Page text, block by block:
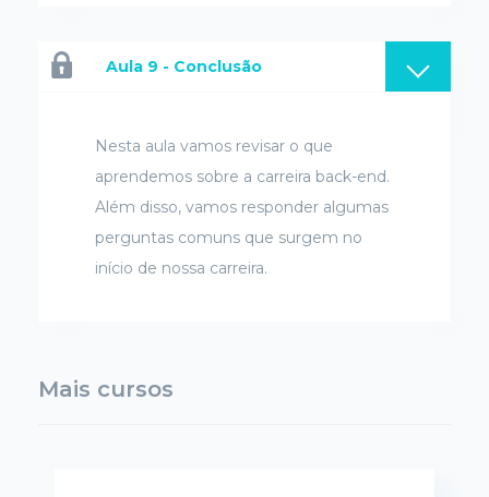
Aula 9 - Conclusão
Nesta aula vamos revisar o que
aprendemos sobre a carreira back-end.
Além disso, vamos responder algumas
perguntas comuns que surgem no
início de nossa carreira.
Mais cursos